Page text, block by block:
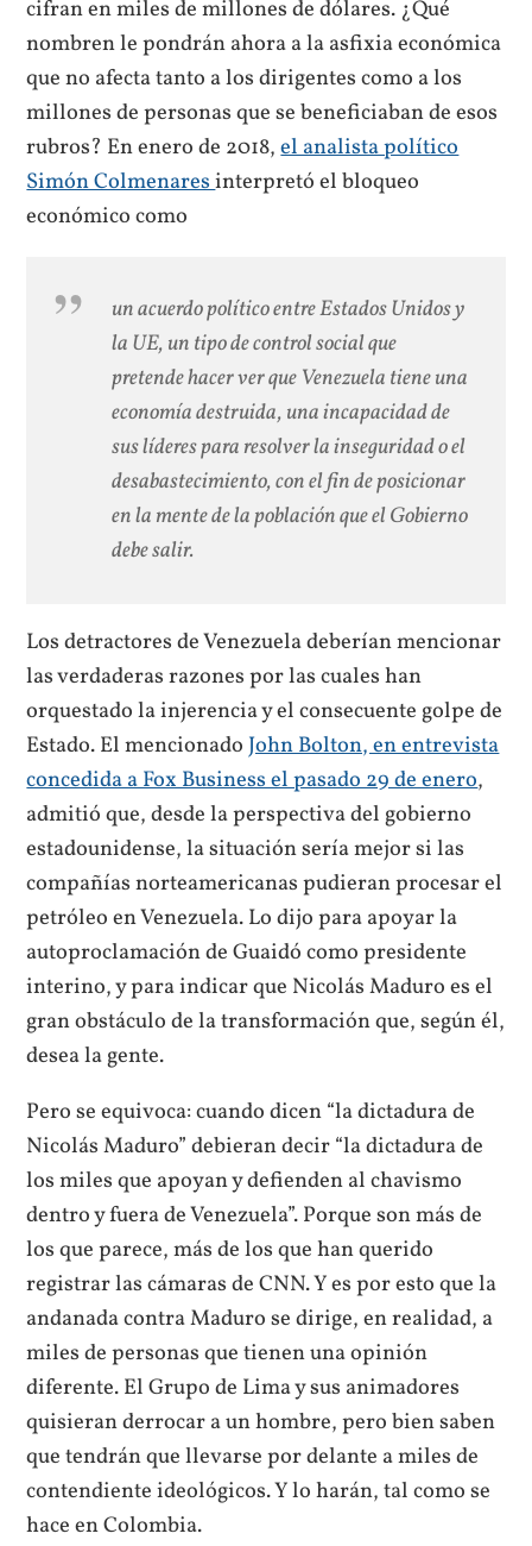
cifran en miles de millones de dólares. ¿Qué
nombren le pondrán ahora a la asfixia económica
que no afecta tanto a los dirigentes como a los
millones de personas que se beneficiaban de esos
rubros? En enero de 2018,el analista político
Simón Colmenaresinterpretó el bloqueo
económico como
un acuerdo político entre Estados Unidos y
la UE, un tipo de control social que
pretende hacer ver que Venezuela tiene una
economía destruida, una incapacidad de
sus líderes para resolver la inseguridad o el
desabastecimiento, con el fin de posicionar
en la mente de la población que el Gobierno
debe salir.
Los detractores de Venezuela deberían mencionar
las verdaderas razones por las cuales han
orquestado la injerencia y el consecuente golpe de
Estado. El mencionado John Bolton, en entrevista
concedida a Fox Business el pasado 29 de enero,
admitió que, desde la perspectiva del gobierno
estadounidense, la situación sería mejor si las
compañías norteamericanas pudieran procesar el
petróleo en Venezuela. Lo dijo para apoyar la
autoproclamación de Guaidó como presidente
interino, y para indicar que Nicolás Maduro es el
gran obstáculo de la transformación que, según él,
desea la gente.
Pero se equivoca: cuando dicen “la dictadura de
Nicolás Maduro” debieran decir “la dictadura de
los miles que apoyan y defienden al chavismo
dentro y fuera de Venezuela”. Porque son más de
los que parece, más de los que han querido
registrar las cámaras de CNN. Y es por esto que la
andanada contra Maduro se dirige, en realidad, a
miles de personas que tienen una opinión
diferente. El Grupo de Lima y sus animadores
quisieran derrocar a un hombre, pero bien saben
que tendrán que llevarse por delante a miles de
contendiente ideológicos. Y lo harán, tal como se
hace en Colombia.